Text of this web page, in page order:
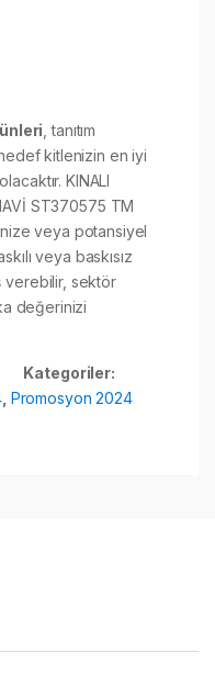
, tanıtım
hedef kitlenizin en iyi
KINALI
ST370575 TM
veya potansiyel
veya baskısız
verebilir, sektör
değerinizi
Kategoriler:
, Promosyon 2024